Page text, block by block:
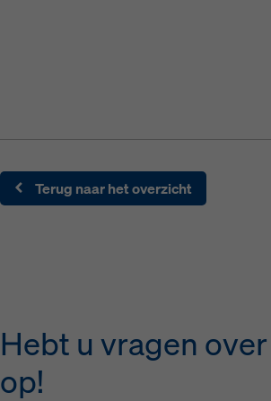
Terug naar het overzicht
Hebt u vragen
op!